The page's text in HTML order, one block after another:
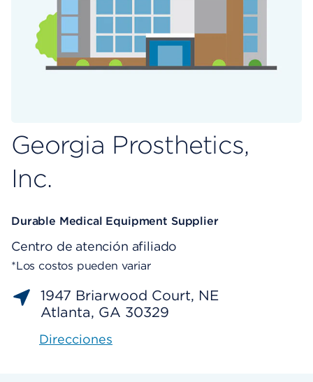
Georgia Prosthetics,
Inc.
Durable Medical Equipment Supplier
Centro de atención afiliado
*Los costos pueden variar
1947 Briarwood Court, NE
Atlanta, GA 30329
Direcciones